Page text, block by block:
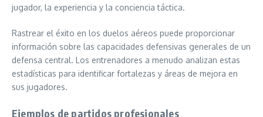
jugador, la experiencia y la conciencia táctica.
Rastrear el éxito en los duelos aéreos puede proporcionar
información sobre las capacidades defensivas generales de un
defensa central. Los entrenadores a menudo analizan estas
estadísticas para identificar fortalezas y áreas de mejora en
sus jugadores.
Ejemplos de partidos profesionales